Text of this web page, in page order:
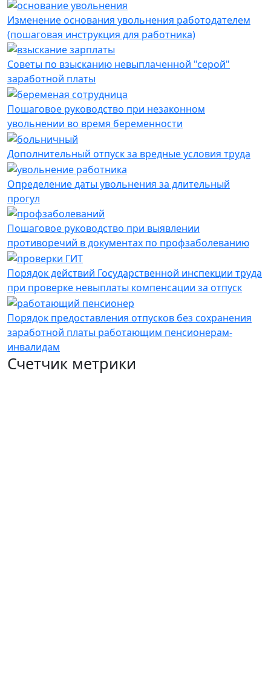
Изменение основания увольнения работодателем
(пошаговая инструкция для работника)
Советы по взысканию невыплаченной "серой"
заработной платы
Пошаговое руководство при незаконном
увольнении во время беременности
Дополнительный отпуск за вредные условия труда
Определение даты увольнения за длительный
прогул
Пошаговое руководство при выявлении
противоречий в документах по профзаболеванию
Порядок действий Государственной инспекции труда
при проверке невыплаты компенсации за отпуск
Порядок предоставления отпусков без сохранения
заработной платы работающим пенсионерам-
инвалидам
Счетчик метрики